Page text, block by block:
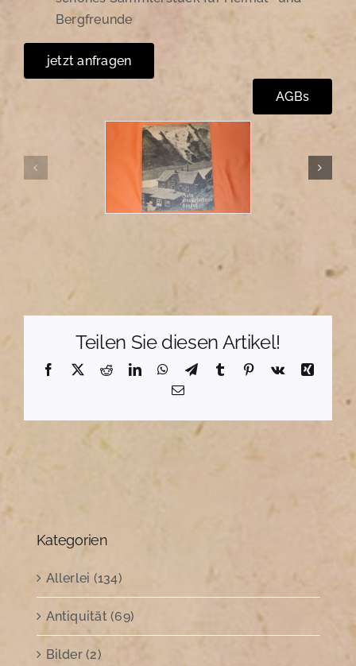
Bergfreunde
jetzt anfragen
AGBs
Teilen Sie diesen Artikel!
Facebook
X RedditLinkedInWhatsApp
TelegramTumblr Pinterest
Vk
Xing
E-
Kategorien
Allerlei (134)
Antiquität (69)
Bilder (2)